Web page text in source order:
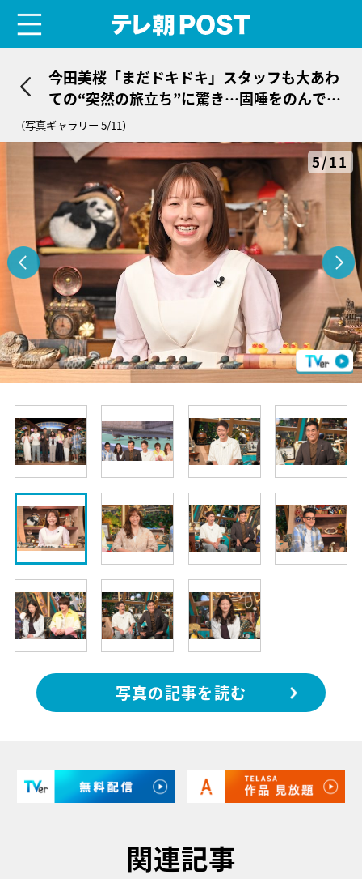
今田美桜「まだドキドキ」スタッフも大あわ
ての“突然の旅立ち”に驚き…固唾をのんで見
守る
（写真ギャラリー 5/11）
5/11
写真の記事を読む
関連記事